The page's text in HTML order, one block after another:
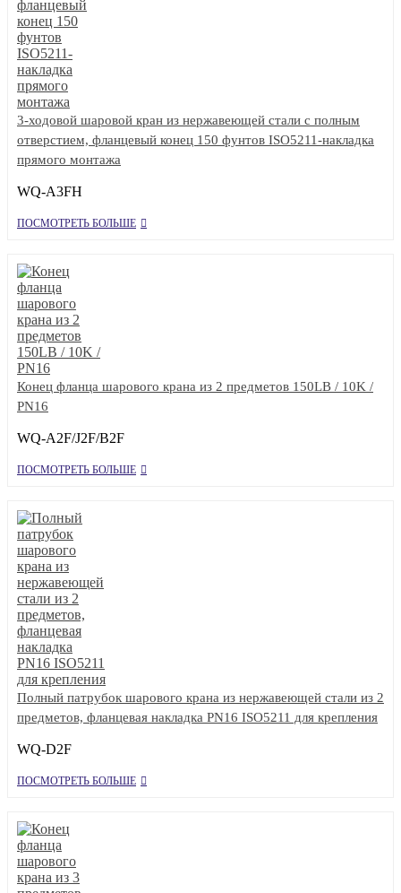
3-ходовой шаровой кран из нержавеющей стали с полным
отверстием, фланцевый конец 150 фунтов ISO5211-накладка
прямого монтажа
WQ-A3FH
ПОСМОТРЕТЬ БОЛЬШЕ
Конец фланца шарового крана из 2 предметов 150LB / 10K /
PN16
WQ-A2F/J2F/B2F
ПОСМОТРЕТЬ БОЛЬШЕ
Полный патрубок шарового крана из нержавеющей стали из 2
предметов, фланцевая накладка PN16 ISO5211 для крепления
WQ-D2F
ПОСМОТРЕТЬ БОЛЬШЕ